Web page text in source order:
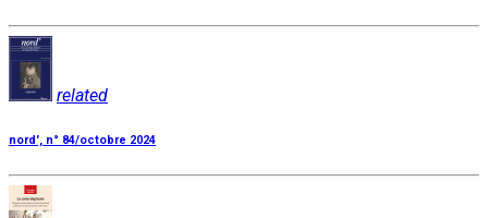
related
nord', n° 84/octobre 2024